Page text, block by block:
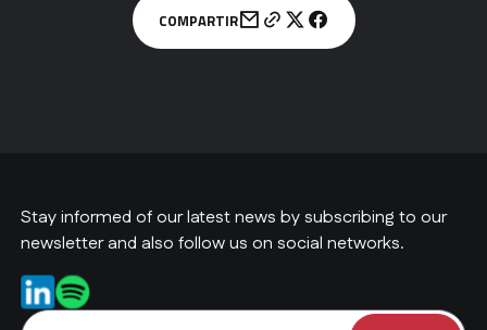
COMPARTIR
Stay informed of our latest news by subscribing to our
newsletter and also follow us on social networks.